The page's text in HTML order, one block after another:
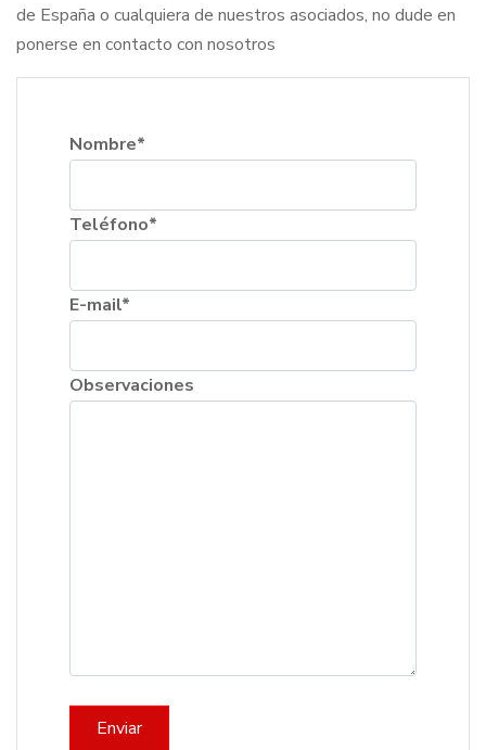
de España o cualquiera de nuestros asociados, no dude en
ponerse en contacto con nosotros
Nombre*
Teléfono*
E-mail*
Observaciones